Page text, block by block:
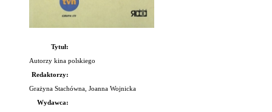
Tytuł:
Autorzy kina polskiego
Redaktorzy:
Grażyna Stachówna, Joanna Wojnicka
Wydawca: